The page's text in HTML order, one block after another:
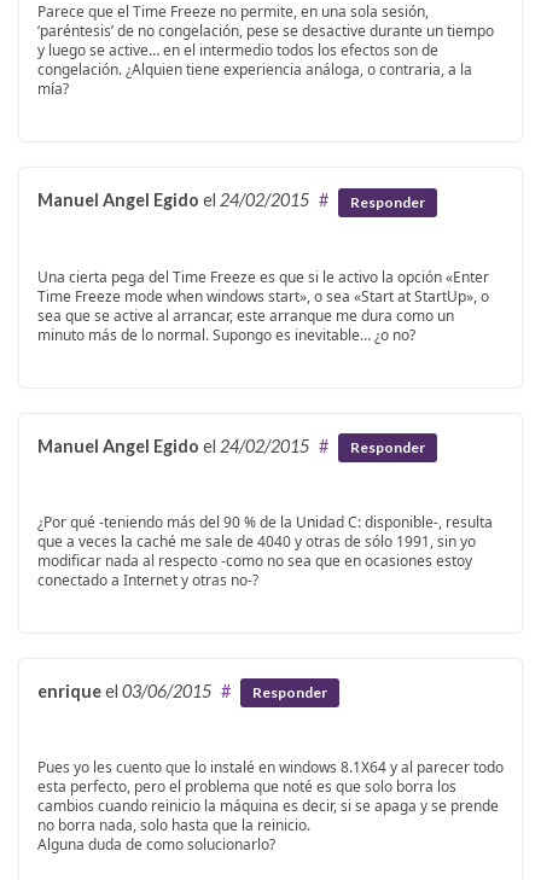
Parece que el Time Freeze no permite, en una sola sesión,
‘paréntesis’ de no congelación, pese se desactive durante un tiempo
y luego se active… en el intermedio todos los efectos son de
congelación. ¿Alquien tiene experiencia análoga, o contraria, a la
mía?
Manuel Angel Egido el 24/02/2015 # Responder
Una cierta pega del Time Freeze es que si le activo la opción «Enter
Time Freeze mode when windows start», o sea «Start at StartUp», o
sea que se active al arrancar, este arranque me dura como un
minuto más de lo normal. Supongo es inevitable… ¿o no?
Manuel Angel Egido el 24/02/2015 # Responder
¿Por qué -teniendo más del 90 % de la Unidad C: disponible-, resulta
que a veces la caché me sale de 4040 y otras de sólo 1991, sin yo
modificar nada al respecto -como no sea que en ocasiones estoy
conectado a Internet y otras no-?
enriqueel 03/06/2015 # Responder
Pues yo les cuento que lo instalé en windows 8.1X64 y al parecer todo
esta perfecto, pero el problema que noté es que solo borra los
cambios cuando reinicio la máquina es decir, si se apaga y se prende
no borra nada, solo hasta que la reinicio.
Alguna duda de como solucionarlo?